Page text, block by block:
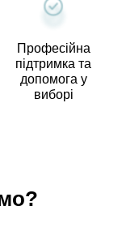
Професійна
підтримка та
допомога у
виборі